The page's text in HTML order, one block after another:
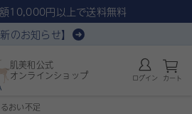
10,000円以上で送料無料
新のお知らせ】
肌美和公式
オンラインショップ
ログイン カート
おい不足